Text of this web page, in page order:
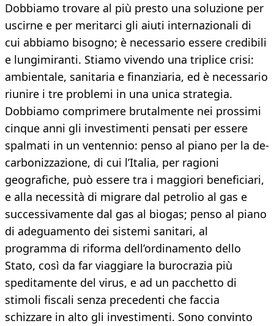
Dobbiamo trovare al più presto una soluzione per
uscirne e per meritarci gli aiuti internazionali di
cui abbiamo bisogno; è necessario essere credibili
e lungimiranti. Stiamo vivendo una triplice crisi:
ambientale, sanitaria e finanziaria, ed è necessario
riunire i tre problemi in una unica strategia.
Dobbiamo comprimere brutalmente nei prossimi
cinque anni gli investimenti pensati per essere
spalmati in un ventennio: penso al piano per la de-
carbonizzazione, di cui l’Italia, per ragioni
geografiche, può essere tra i maggiori beneficiari,
e alla necessità di migrare dal petrolio al gas e
successivamente dal gas al biogas; penso al piano
di adeguamento dei sistemi sanitari, al
programma di riforma dell’ordinamento dello
Stato, così da far viaggiare la burocrazia più
speditamente del virus, e ad un pacchetto di
stimoli fiscali senza precedenti che faccia
schizzare in alto gli investimenti. Sono convinto